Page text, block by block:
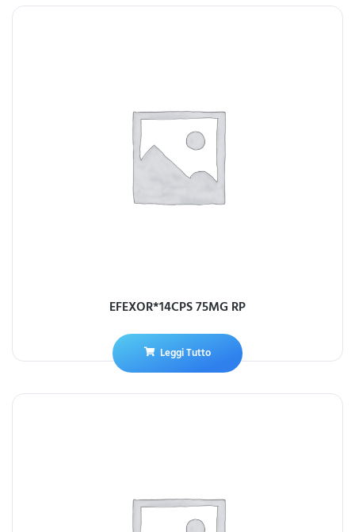
EFEXOR*14CPS 75MG RP
Leggi Tutto